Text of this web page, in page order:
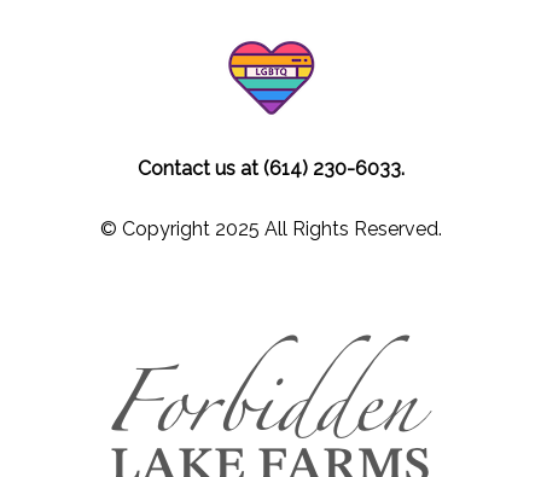
Contact us at (614) 230-6033.
© Copyright 2025 All Rights Reserved.